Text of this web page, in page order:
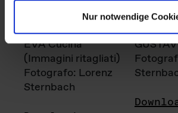
Nur notwendige
EVA Cucina
(Immagini ritagliati)
Fotografo: Lorenz
Sternbach
GUSTAV